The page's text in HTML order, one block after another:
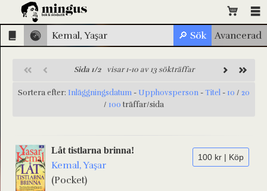
Sida 1/2visar 1-10 av 13 sökträffar
Sortera efter: Inläggningsdatum - Upphovsperson -Titel - 10 / 20
/ 100 träffar/sida
100 kr | Köp
Låt tistlarna brinna!
Kemal, Yaşar
(Pocket)